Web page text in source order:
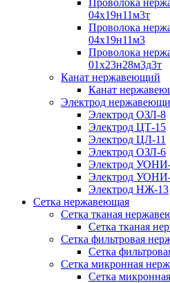
04х19н11м3т
Проволока
04х19н11м3
Проволока
01х23н28м3д3т
Канат нержавеющий
Канат
Электрод
Электрод ОЗЛ-8
Электрод ЦТ-15
Электрод ЦЛ-11
Электрод ОЗЛ-6
Электрод
Электрод
Электрод НЖ-13
Сетка нержавеющая
Сетка тканая
Сетка тканая
Сетка фильтровая
Сетка
Сетка микронная
Сетка